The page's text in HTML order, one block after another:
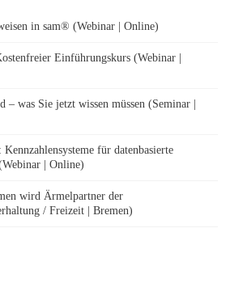
in sam® (Webinar | Online)
Einführungskurs (Webinar |
was Sie jetzt wissen müssen (Seminar |
für datenbasierte
| Online)
wird Ärmelpartner der
/ Freizeit | Bremen)